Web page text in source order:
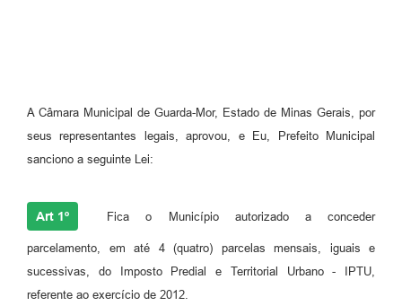
A Câmara Municipal de Guarda-Mor, Estado de Minas Gerais, por
seus representantes legais, aprovou, e Eu, Prefeito Municipal
sanciono a seguinte Lei:
Art 1º Fica o Município autorizado a conceder
parcelamento, em até 4 (quatro) parcelas mensais, iguais e
sucessivas, do Imposto Predial e Territorial Urbano - IPTU,
referente ao exercício de 2012.